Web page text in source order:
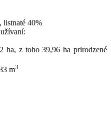
listnaté 40%
ha, z toho 39,96 ha prirodzené
m3